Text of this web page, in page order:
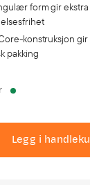
form gir
konstruksjon
pakking
Legg i